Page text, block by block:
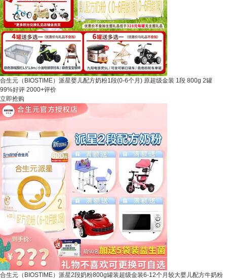
合生元（BIOSTIME）派星婴儿配方奶粉1段(0-6个月) 原超级金装 1段 800g 2罐
99%好评 2000+评价
立即抢购
合生元（BIOSTIME）派星2段奶粉800g罐装超级金装6-12个月较大婴儿配方牛奶粉